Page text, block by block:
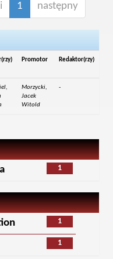
1 następny
Promotor Redaktor(rzy)
Morzycki,
Jacek
Witold
-
1
1
1